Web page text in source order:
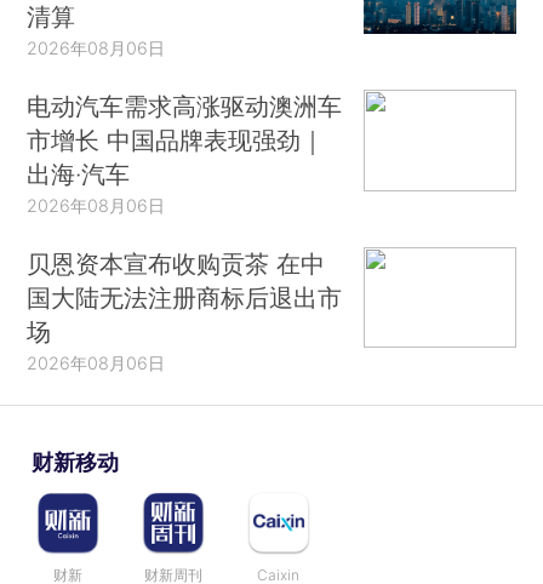
清算
2026年08月06日
电动汽车需求高涨驱动澳洲车
市增长 中国品牌表现强劲｜
出海·汽车
2026年08月06日
贝恩资本宣布收购贡茶 在中
国大陆无法注册商标后退出市
场
2026年08月06日
财新移动
财新 财新周刊 Caixin